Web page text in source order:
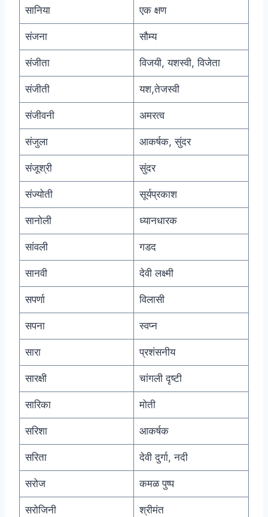
सानिया एक क्षण
संजना सौम्य
संजीता विजयी, यशस्वी, विजेता
संजीती यश,तेजस्वी
संजीवनी अमरत्व
संजुला आकर्षक, सुंदर
संजूश्री सुंदर
संज्योती सूर्यप्रकाश
सानोली ध्यानधारक
सांवली गडद
सानवी देवी लक्ष्मी
सपर्णा विलासी
सपना स्वप्न
सारा प्रशंसनीय
सारक्षी चांगली दृष्टी
सारिका मोती
सरिशा आकर्षक
सरिता देवी दुर्गा, नदी
सरोज कमळ पुष्प
सरोजिनी श्रीमंत